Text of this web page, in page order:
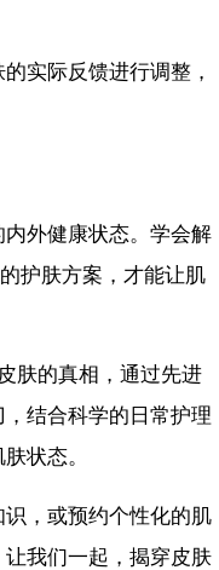
实际反馈进行调整，
外健康状态。学会解
护肤方案，才能让肌
肤的真相，通过先进
结合科学的日常护理
状态。
，或预约个性化的肌
我们一起，揭穿皮肤